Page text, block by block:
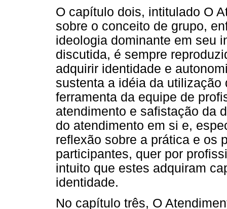
O capítulo dois, intitulado O
sobre o conceito de grupo,
ideologia dominante em seu
discutida, é sempre
adquirir identidade e
sustenta a idéia da
ferramenta da equipe de
atendimento e safistação da
do atendimento em si e,
reflexão sobre a prática e os
participantes, quer por
intuito que estes adquiram
identidade.
No capítulo três, O